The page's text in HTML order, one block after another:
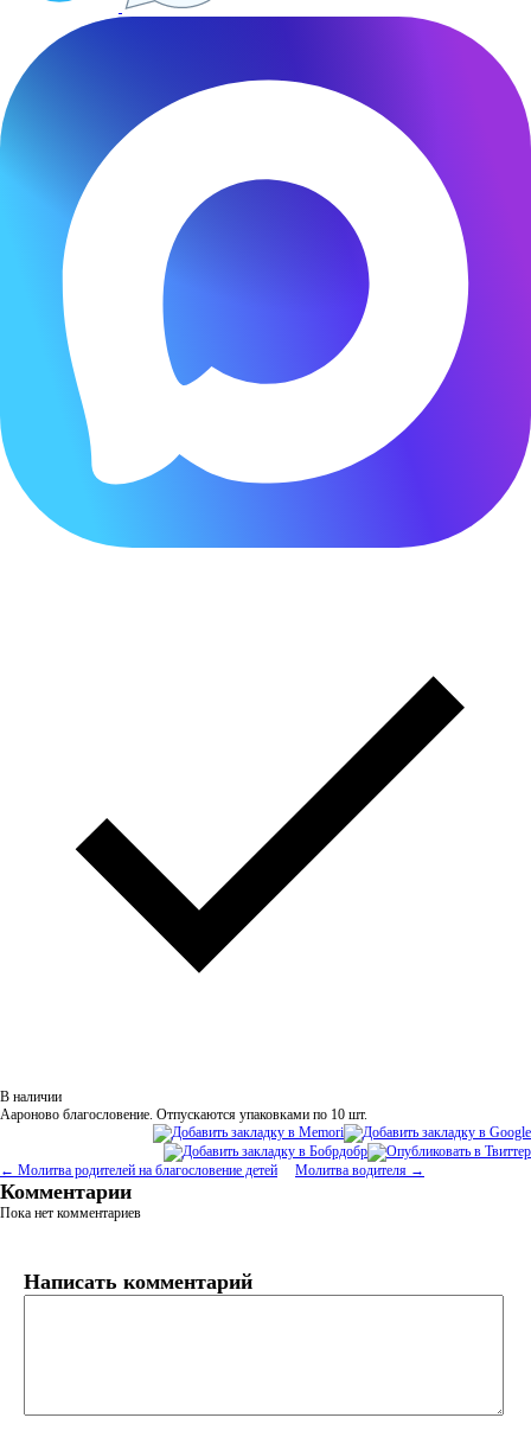
В наличии
Аароново благословение. Отпускаются упаковками по 10 шт.
← Молитва родителей на благословение детей Молитва водителя →
Комментарии
Пока нет комментариев
Написать комментарий